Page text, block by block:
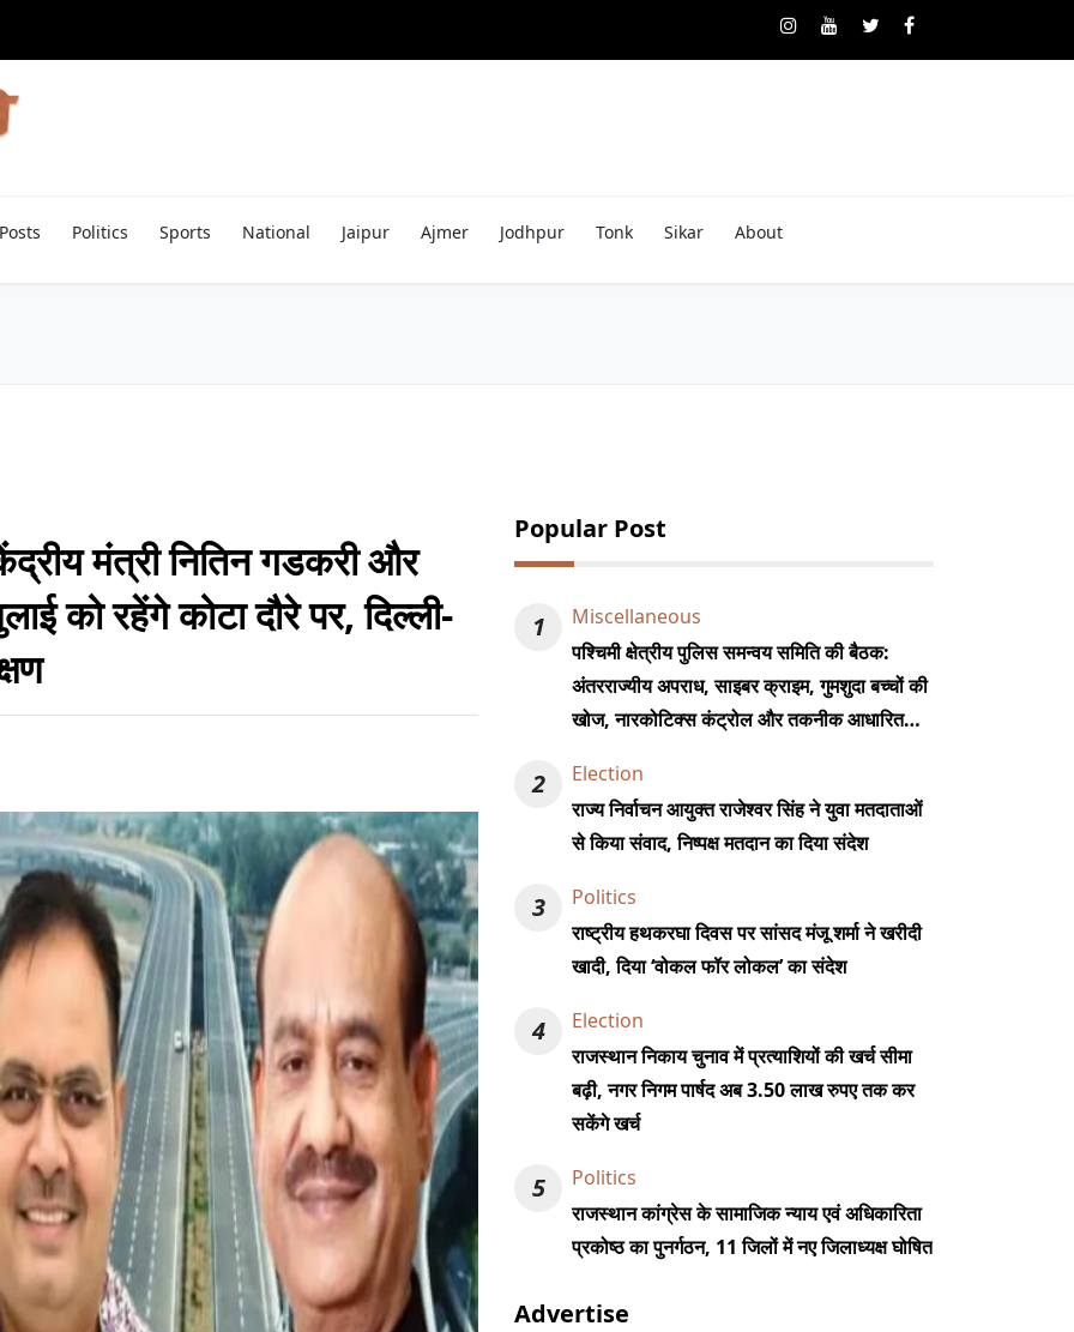
Posts Politics Sports National Jaipur Ajmer Jodhpur Tonk Sikar About
मंत्री नितिन गडकरी और
को रहेंगे कोटा दौरे पर, दिल्ली-
Popular Post
1
Miscellaneous
पश्चिमी क्षेत्रीय पुलिस समन्वय समिति की बैठक:
अंतरराज्यीय अपराध, साइबर क्राइम, गुमशुदा बच्चों की
खोज, नारकोटिक्स कंट्रोल और तकनीक आधारित
शामिल
2
Election
राज्य निर्वाचन आयुक्त राजेश्वर सिंह ने युवा मतदाताओं
से किया संवाद, निष्पक्ष मतदान का दिया संदेश
3
Politics
राष्ट्रीय हथकरघा दिवस पर सांसद मंजू शर्मा ने खरीदी
खादी, दिया ‘वोकल फॉर लोकल’ का संदेश
4
Election
राजस्थान निकाय चुनाव में प्रत्याशियों की खर्च सीमा
बढ़ी, नगर निगम पार्षद अब 3.50 लाख रुपए तक कर
सकेंगे खर्च
5
Politics
राजस्थान कांग्रेस के सामाजिक न्याय एवं अधिकारिता
प्रकोष्ठ का पुनर्गठन, 11 जिलों में नए जिलाध्यक्ष घोषित
Advertise